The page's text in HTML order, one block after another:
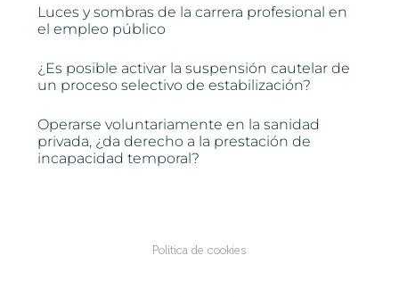
Luces y sombras de la carrera profesional en
el empleo público
¿Es posible activar la suspensión cautelar de
un proceso selectivo de estabilización?
Operarse voluntariamente en la sanidad
privada, ¿da derecho a la prestación de
incapacidad temporal?
Política de cookies